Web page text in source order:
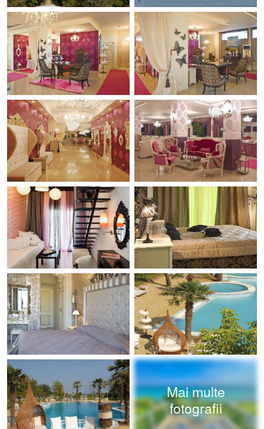
Mai multe
fotografii